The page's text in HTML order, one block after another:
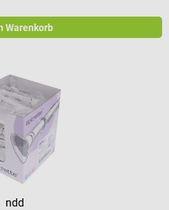
Warenkorb
ndd